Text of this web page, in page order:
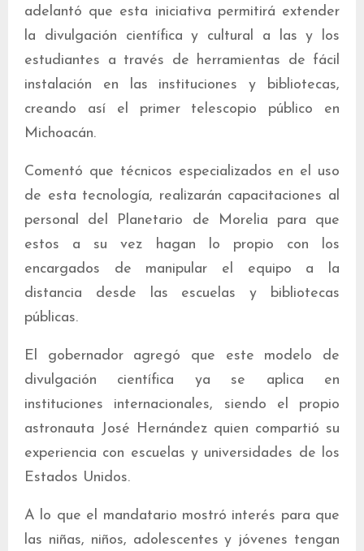
adelantó que esta iniciativa permitirá extender
la divulgación científica y cultural a las y los
estudiantes a través de herramientas de fácil
instalación en las instituciones y bibliotecas,
creando así el primer telescopio público en
Michoacán.
Comentó que técnicos especializados en el uso
de esta tecnología, realizarán capacitaciones al
personal del Planetario de Morelia para que
estos a su vez hagan lo propio con los
encargados de manipular el equipo a la
distancia desde las escuelas y bibliotecas
públicas.
El gobernador agregó que este modelo de
divulgación científica ya se aplica en
instituciones internacionales, siendo el propio
astronauta José Hernández quien compartió su
experiencia con escuelas y universidades de los
Estados Unidos.
A lo que el mandatario mostró interés para que
las niñas, niños, adolescentes y jóvenes tengan